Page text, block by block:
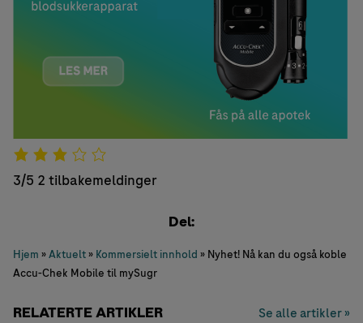
3/5 2 tilbakemeldinger
Del:
Hjem »Aktuelt» Kommersielt innhold » Nyhet! Nå kan du også koble
Accu-Chek Mobile til mySugr
RELATERTE ARTIKLER Se alle artikler »